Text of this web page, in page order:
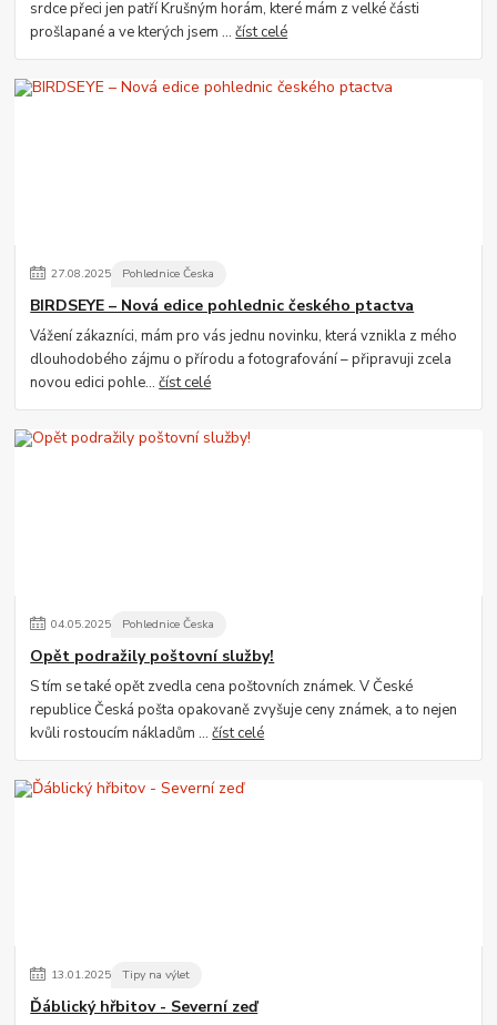
srdce přeci jen patří Krušným horám, které mám z velké části
prošlapané a ve kterých jsem ...číst celé
27.08.2025 Pohlednice Česka
BIRDSEYE – Nová edice pohlednic českého ptactva
Vážení zákazníci, mám pro vás jednu novinku, která vznikla z mého
dlouhodobého zájmu o přírodu a fotografování – připravuji zcela
novou edici pohle...číst celé
04.05.2025 Pohlednice Česka
Opět podražily poštovní služby!
S tím se také opět zvedla cena poštovních známek. V České
republice Česká pošta opakovaně zvyšuje ceny známek, a to nejen
kvůli rostoucím nákladům ...číst celé
13.01.2025 Tipy na výlet
Ďáblický hřbitov - Severní zeď